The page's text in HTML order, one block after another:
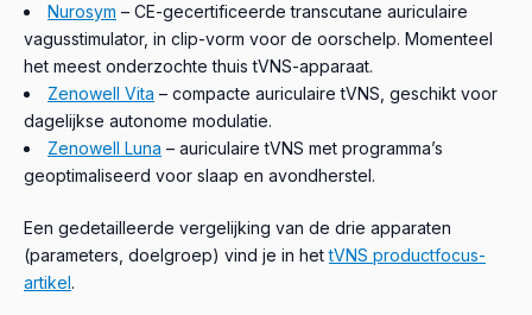
Nurosym – CE-gecertificeerde transcutane auriculaire
vagusstimulator, in clip-vorm voor de oorschelp. Momenteel
het meest onderzochte thuis tVNS-apparaat.
Zenowell Vita – compacte auriculaire tVNS, geschikt voor
dagelijkse autonome modulatie.
Zenowell Luna – auriculaire tVNS met programma’s
geoptimaliseerd voor slaap en avondherstel.
Een gedetailleerde vergelijking van de drie apparaten
(parameters, doelgroep) vind je in hettVNS productfocus-
artikel .